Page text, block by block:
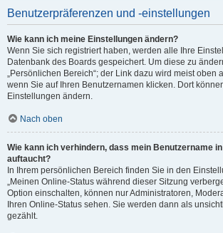
Benutzerpräferenzen und -einstellungen
Wie kann ich meine Einstellungen ändern?
Wenn Sie sich registriert haben, werden alle Ihre
Datenbank des Boards gespeichert. Um diese zu
„Persönlichen Bereich“; der Link dazu wird meist oben
wenn Sie auf Ihren Benutzernamen klicken. Dort
Einstellungen ändern.
Nach oben
Wie kann ich verhindern, dass mein Benutzername
auftaucht?
In Ihrem persönlichen Bereich finden Sie in den
„Meinen Online-Status während dieser Sitzung
Option einschalten, können nur Administratoren,
Ihren Online-Status sehen. Sie werden dann als
gezählt.